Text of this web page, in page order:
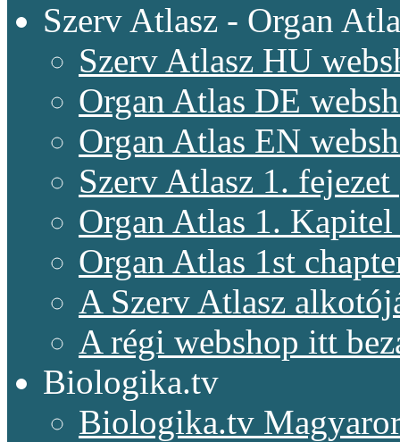
Szerv Atlasz - Organ
Szerv Atlasz HU
Organ Atlas DE
Organ Atlas EN
Szerv Atlasz 1.
Organ Atlas 1.
Organ Atlas 1st
A Szerv Atlasz
A régi webshop itt
Biologika.tv
Biologika.tv